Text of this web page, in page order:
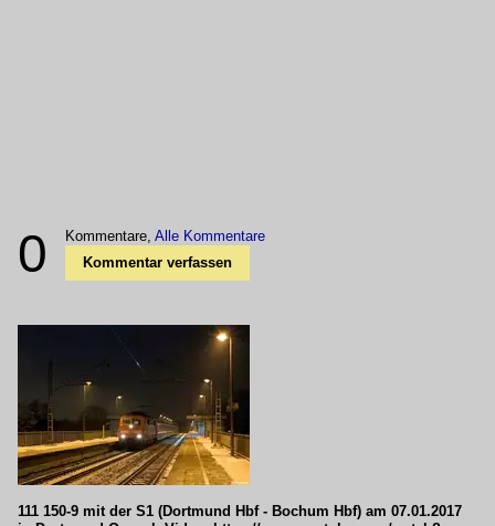
0 Kommentare, Alle Kommentare
Kommentar verfassen
111 150-9 mit der S1 (Dortmund Hbf - Bochum Hbf) am 07.01.2017